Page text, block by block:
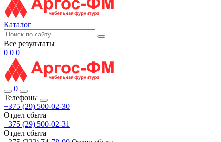
Каталог
Все результаты
0 0 0
0
Телефоны
+375 (29) 500-02-30
Отдел сбыта
+375 (29) 500-02-31
Отдел сбыта